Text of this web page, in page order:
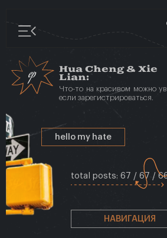
total posts: 67 / 67 /
Hua Cheng& Xie
Lian:
Что-то на красивом можно
если зарегистрироваться.
hello my hate
НАВИГАЦИЯ